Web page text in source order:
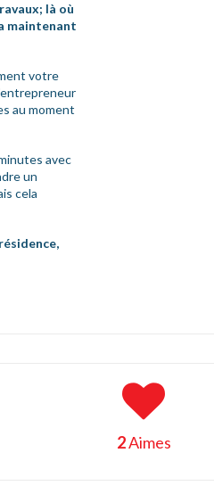
là où
maintenant
votre
au moment
avec
un
cela
2Aimes